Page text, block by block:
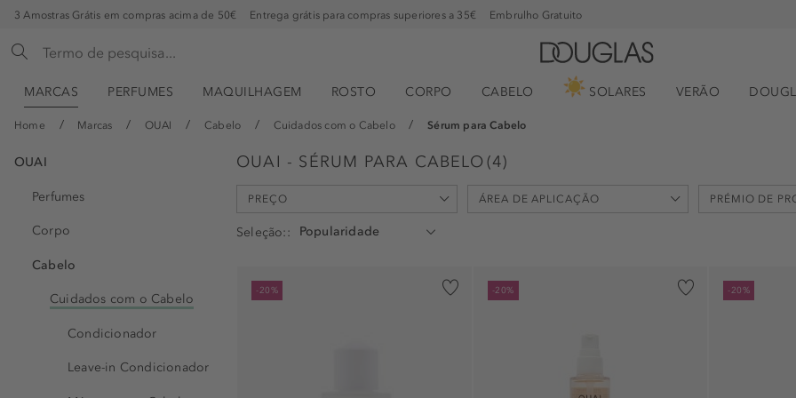
3 Amostras Grátis em compras acima de 50€ Entrega grátis para compras superiores a 35€ Embrulho Gratuito
MARCAS PERFUMES MAQUILHAGEM ROSTO CORPO CABELO SOLARES VERÃO
Home Marcas OUAI Cabelo Cuidados com o Cabelo Sérum para Cabelo
OUAI
Perfumes
Corpo
Cabelo
Cuidados com o Cabelo
Condicionador
Leave-in Condicionador
OUAI - SÉRUM PARA CABELO (4)
PREÇO
min
max
ÁREA DE APLICAÇÃO
corpo (1)
PRÉMIO DE
livre de
livre de
Seleção:
-20% -20% -20%